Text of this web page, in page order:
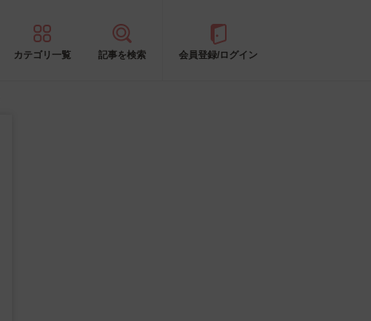
カテゴリ一覧 記事を検索 会員登録/ログイン